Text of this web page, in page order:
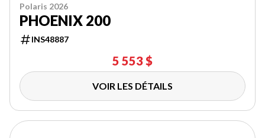
Polaris 2026
PHOENIX 200
INS48887
5 553 $
VOIR LES DÉTAILS